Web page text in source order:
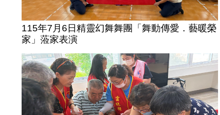
115年7月6日精靈幻舞舞團「舞動傳愛．藝暖榮
家」蒞家表演